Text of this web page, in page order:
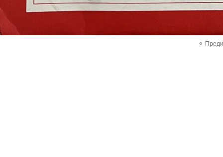
«